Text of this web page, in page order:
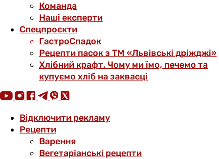
Команда
Наші експерти
Спецпроєкти
ГастроСпадок
Рецепти пасок з ТМ «Львівські дріжджі»
Хлібний крафт. Чому ми їмо, печемо та
купуємо хліб на заквасці
Відключити рекламу
Рецепти
Варення
Вегетаріанські рецепти